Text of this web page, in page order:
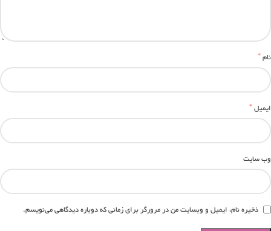
نام*
ایمیل*
وب‌ سایت
ذخیره نام، ایمیل و وبسایت من در مرورگر برای زمانی که دوباره دیدگاهی می‌نویسم.